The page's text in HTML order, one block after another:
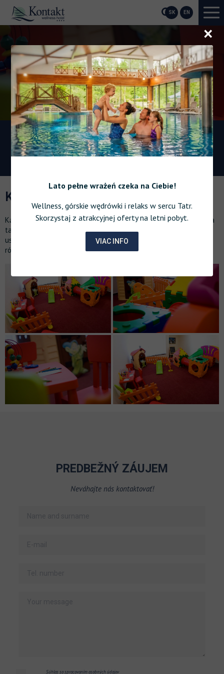
SK EN
do wyjątkowego centrum
KĄCIK DLA DZIECI
Kącik dla dzieci jest dostępny dla wszystkich gości hotelowych, a
także odwiedzających strefę wellness, restaurację oraz inne
usługi hotelowe. To idealne rozwiązanie na niepogodę i jest
również wykorzystywane podczas animacji dla dzieci.
PREDBEŽNÝ ZÁUJEM
Neváhajte nás kontaktovať!
Súhlas so spracovaním osobných údajov
Lato pełne wrażeń czeka na Ciebie!
Wellness, górskie wędrówki i relaks w sercu Tatr.
Skorzystaj z atrakcyjnej oferty na letni pobyt.
VIAC INFO